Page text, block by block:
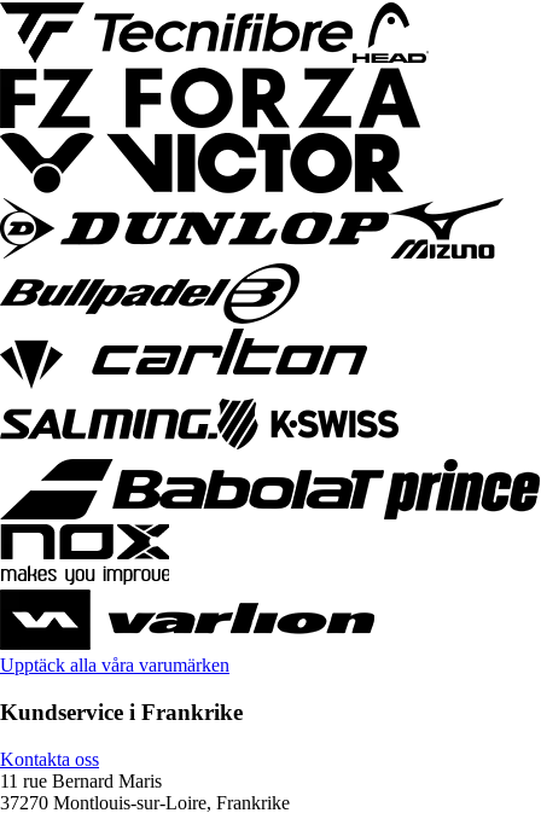
Upptäck alla våra varumärken
Kundservice i Frankrike
Kontakta oss
11 rue Bernard Maris
37270 Montlouis-sur-Loire, Frankrike